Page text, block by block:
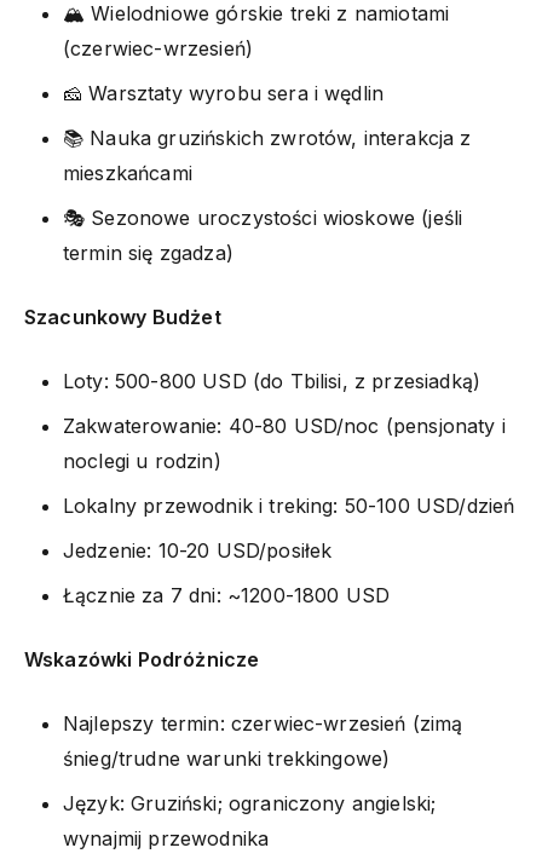
🏔️ Wielodniowe górskie treki z namiotami
(czerwiec-wrzesień)
🧀 Warsztaty wyrobu sera i wędlin
📚 Nauka gruzińskich zwrotów, interakcja z
mieszkańcami
🎭 Sezonowe uroczystości wioskowe (jeśli
termin się zgadza)
Szacunkowy Budżet
Loty: 500-800 USD (do Tbilisi, z przesiadką)
Zakwaterowanie: 40-80 USD/noc (pensjonaty i
noclegi u rodzin)
Lokalny przewodnik i treking: 50-100 USD/dzień
Jedzenie: 10-20 USD/posiłek
Łącznie za 7 dni: ~1200-1800 USD
Wskazówki Podróżnicze
Najlepszy termin: czerwiec-wrzesień (zimą
śnieg/trudne warunki trekkingowe)
Język: Gruziński; ograniczony angielski;
wynajmij przewodnika